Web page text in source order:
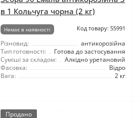
в 1 Кольчуга чорна (2 кг)
Немає в наявності Код товару: 55991
Різновид:
антикорозійна
Тип готовності:
Готова до застосування
Суміші за складом:
Алкідно уретановий
Фасовка:
Відро
Вага:
2 кг
Продано